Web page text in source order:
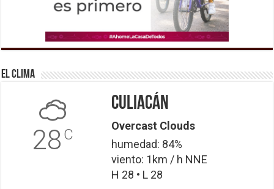
El Clima
28 C
Culiacán
Overcast Clouds
humedad: 84%
viento: 1km / h NNE
H 28 • L 28